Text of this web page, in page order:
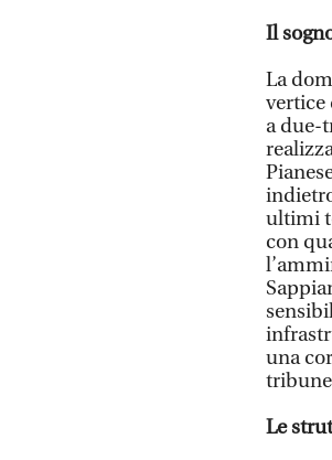
Il
La
vertice
a due-
ultimi
con
una
Le